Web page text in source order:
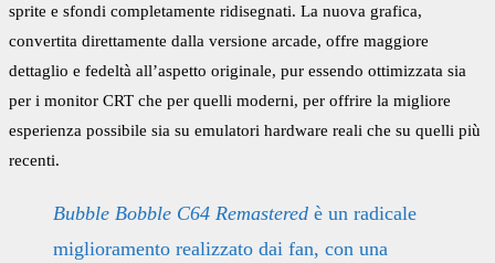
sprite e sfondi completamente ridisegnati. La nuova grafica,
convertita direttamente dalla versione arcade, offre maggiore
dettaglio e fedeltà all’aspetto originale, pur essendo ottimizzata sia
per i monitor CRT che per quelli moderni, per offrire la migliore
esperienza possibile sia su emulatori hardware reali che su quelli più
recenti.
Bubble Bobble C64 Remastered è un radicale
miglioramento realizzato dai fan, con una